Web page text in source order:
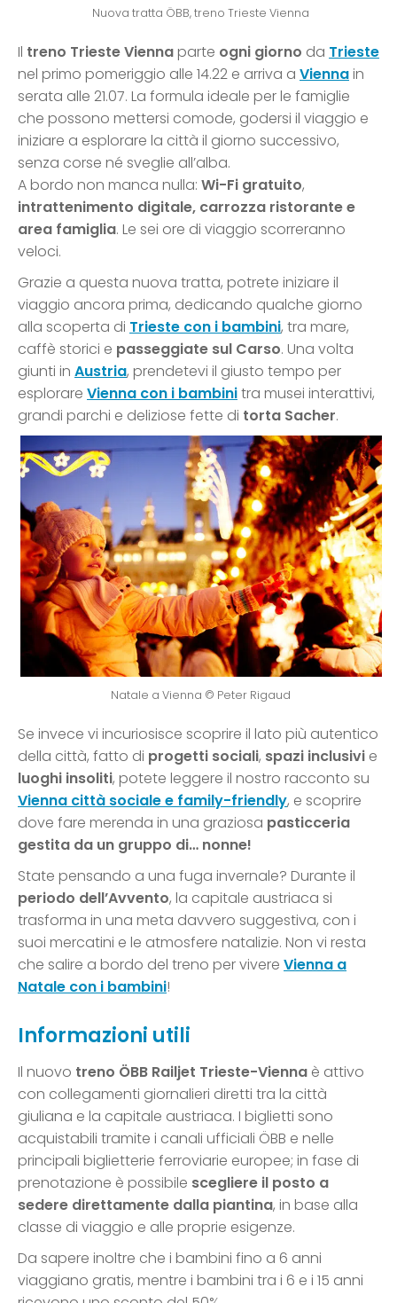
Nuova tratta ÖBB, treno Trieste Vienna
Il treno Trieste Viennaparte ogni giorno da Trieste
nel primo pomeriggio alle 14.22 e arriva a Viennain
serata alle 21.07. La formula ideale per le famiglie
che possono mettersi comode, godersi il viaggio e
iniziare a esplorare la città il giorno successivo,
senza corse né sveglie all’alba.
A bordo non manca nulla: Wi-Fi gratuito,
intrattenimento digitale, carrozza ristorante e
area famiglia. Le sei ore di viaggio scorreranno
veloci.
Grazie a questa nuova tratta, potrete iniziare il
viaggio ancora prima, dedicando qualche giorno
alla scoperta di Trieste con i bambini, tra mare,
caffè storici e passeggiate sul Carso. Una volta
giunti in Austria, prendetevi il giusto tempo per
esplorare Vienna con i bambinitra musei interattivi,
grandi parchi e deliziose fette di torta Sacher.
Natale a Vienna © Peter Rigaud
Se invece vi incuriosisce scoprire il lato più autentico
della città, fatto di progetti sociali, spazi inclusivi e
luoghi insoliti, potete leggere il nostro racconto su
Vienna città sociale e family-friendly, e scoprire
dove fare merenda in una graziosa pasticceria
gestita da un gruppo di… nonne!
State pensando a una fuga invernale? Durante il
periodo dell’Avvento, la capitale austriaca si
trasforma in una meta davvero suggestiva, con i
suoi mercatini e le atmosfere natalizie. Non vi resta
che salire a bordo del treno per vivere Vienna a
Natale con i bambini!
Informazioni utili
Il nuovo treno ÖBB Railjet Trieste-Vienna è attivo
con collegamenti giornalieri diretti tra la città
giuliana e la capitale austriaca. I biglietti sono
acquistabili tramite i canali ufficiali ÖBB e nelle
principali biglietterie ferroviarie europee; in fase di
prenotazione è possibile scegliere il posto a
sedere direttamente dalla piantina, in base alla
classe di viaggio e alle proprie esigenze.
Da sapere inoltre che i bambini fino a 6 anni
viaggiano gratis, mentre i bambini tra i 6 e i 15 anni